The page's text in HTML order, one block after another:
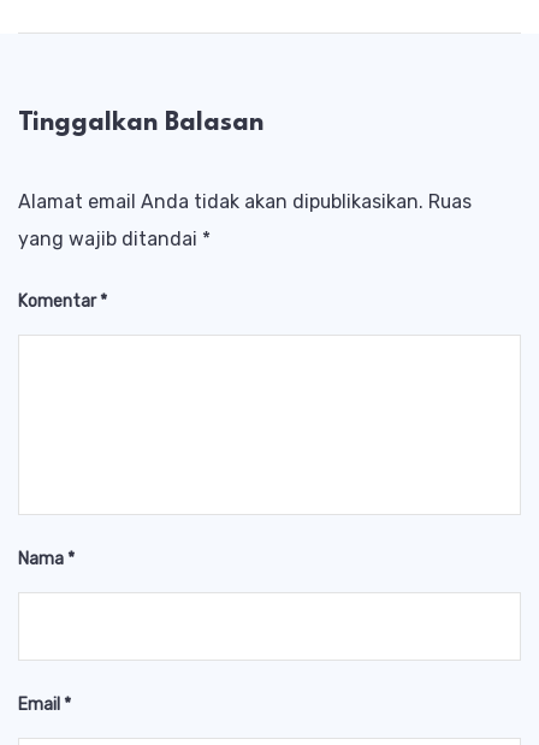
Tinggalkan Balasan
Alamat email Anda tidak akan dipublikasikan. Ruas
yang wajib ditandai *
Komentar*
Nama*
Email*